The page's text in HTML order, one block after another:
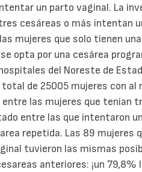
un parto vaginal. La
cesáreas o más intentan
mujeres que solo tienen
opta por una cesárea
del Noreste de
de 25005 mujeres con al
las mujeres que tenian
entre las que intentaron
repetida. Las 89 mujeres
tuvieron las mismas
anteriores: ¡un